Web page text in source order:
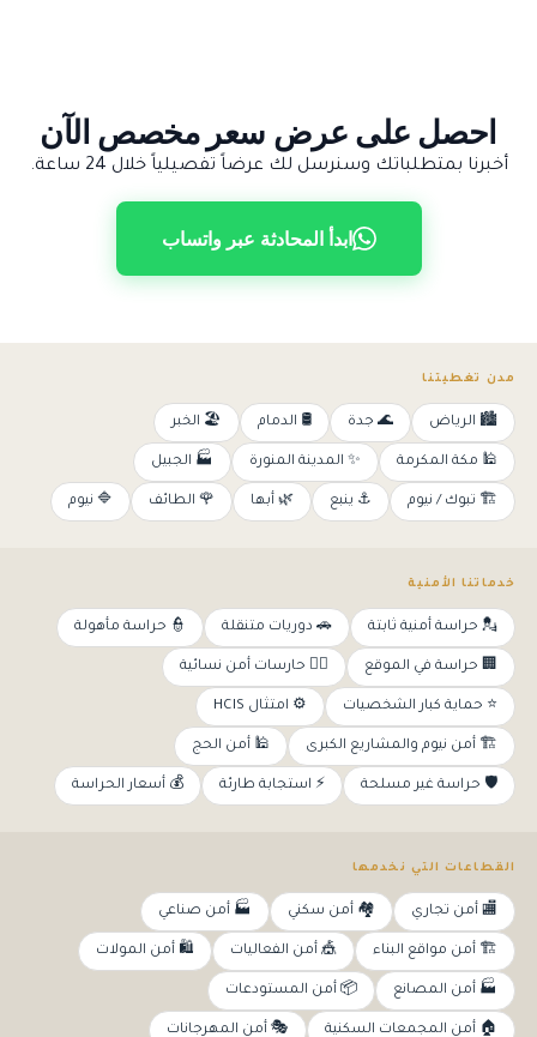
احصل على عرض سعر مخصص الآن
أخبرنا بمتطلباتك وسنرسل لك عرضاً تفصيلياً خلال 24 ساعة.
ابدأ المحادثة عبر واتساب
مدن تغطيتنا
🏙️ الرياض 🌊 جدة 🛢️ الدمام 🏖️ الخبر
🕌 مكة المكرمة ✨ المدينة المنورة 🏭 الجبيل
🏗️ تبوك / نيوم ⚓ ينبع 🌿 أبها 🌹 الطائف 🔷 نيوم
خدماتنا الأمنية
💂 حراسة أمنية ثابتة 🚗 دوريات متنقلة 👮 حراسة مأهولة
🏢 حراسة في الموقع 👩‍✈️ حارسات أمن نسائية
⭐ حماية كبار الشخصيات ⚙️ امتثال HCIS
🏗️ أمن نيوم والمشاريع الكبرى 🕌 أمن الحج
🛡️ حراسة غير مسلحة ⚡ استجابة طارئة 💰 أسعار الحراسة
القطاعات التي نخدمها
🏬 أمن تجاري 🏘️ أمن سكني 🏭 أمن صناعي
🏗️ أمن مواقع البناء 🎪 أمن الفعاليات 🛍️ أمن المولات
🏭 أمن المصانع 📦 أمن المستودعات
🏠 أمن المجمعات السكنية 🎭 أمن المهرجانات